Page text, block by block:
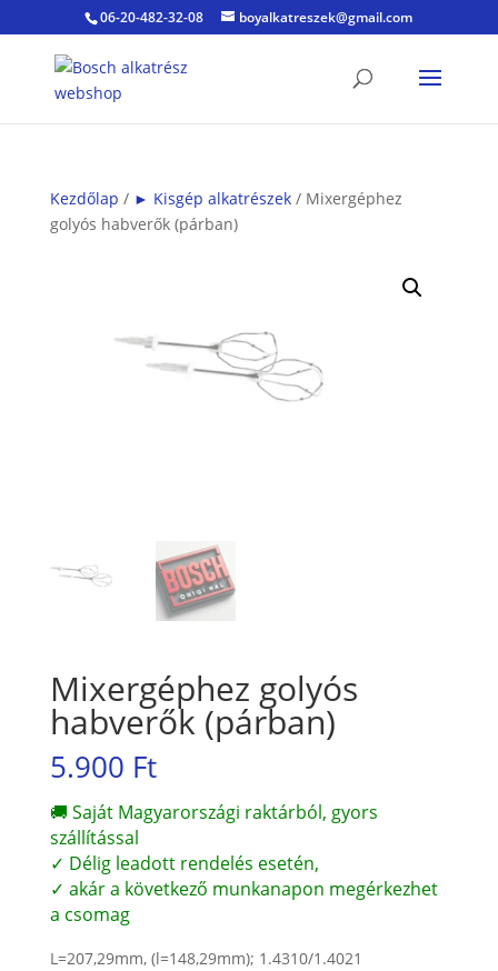
06-20-482-32-08 boyalkatreszek@gmail.com
Kezdőlap / ► Kisgép alkatrészek/ Mixergéphez
golyós habverők (párban)
Mixergéphez golyós
habverők (párban)
5.900 Ft
🚚 Saját Magyarországi raktárból, gyors
szállítással
✓ Délig leadott rendelés esetén,
✓ akár a következő munkanapon megérkezhet
a csomag
L=207,29mm, (l=148,29mm); 1.4310/1.4021